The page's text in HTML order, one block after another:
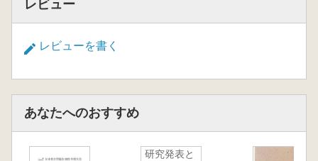
長陣城J
徳川家康の陣城J
ける繊田信長軍の陣城」
中井 均 誌上報告④ 「関ヶ原合戦の陣城」
レビュー
レビューを書く
あなたへのおすすめ
研究発表と